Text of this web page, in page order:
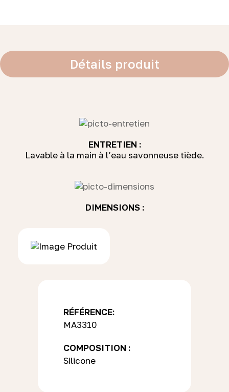
Détails produit
ENTRETIEN :
Lavable à la main à l’eau savonneuse tiède.
DIMENSIONS :
RÉFÉRENCE:
MA3310
COMPOSITION :
Silicone